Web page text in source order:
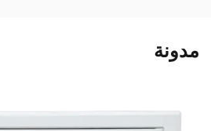
مدونة